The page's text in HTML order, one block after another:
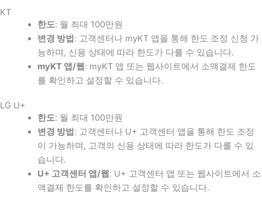
KT
한도: 월 최대 100만원
변경 방법 : 고객센터나 myKT 앱을 통해 한도 조정 신청 가
능하며, 신용 상태에 따라 한도가 다를 수 있습니다.
myKT 앱/웹 : myKT 앱 또는 웹사이트에서 소액결제 한도
를 확인하고 설정할 수 있습니다.
LG U+
한도: 월 최대 100만원
변경 방법 : 고객센터나 U+ 고객센터 앱을 통해 한도 조정
이 가능하며, 고객의 신용 상태에 따라 한도가 다를 수 있
습니다.
U+ 고객센터 앱/웹 : U+ 고객센터 앱 또는 웹사이트에서 소
액결제 한도를 확인하고 설정할 수 있습니다.